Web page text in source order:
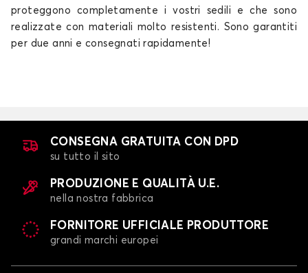
proteggono completamente i vostri sedili e che sono
realizzate con materiali molto resistenti. Sono garantiti
per due anni e consegnati rapidamente!
CONSEGNA GRATUITA CON DPD
su tutto il sito
PRODUZIONE E QUALITÀ U.E.
nella nostra fabbrica
FORNITORE UFFICIALE PRODUTTORE
grandi marchi europei